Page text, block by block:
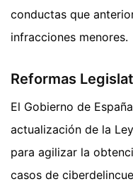
conductas que
infracciones menores.
Reformas
El Gobierno de
actualización de la
para agilizar la
casos de